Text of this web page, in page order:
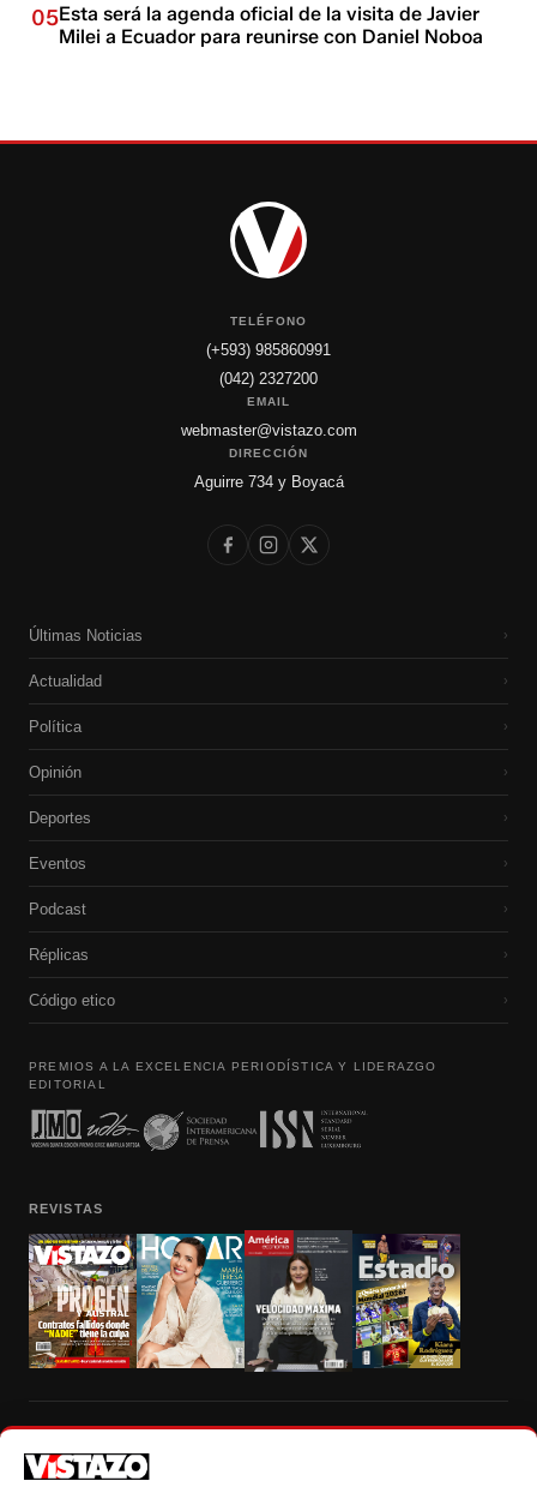
05Esta será la agenda oficial de la visita de Javier
Milei a Ecuador para reunirse con Daniel Noboa
TELÉFONO
(+593) 985860991
(042) 2327200
EMAIL
webmaster@vistazo.com
DIRECCIÓN
Aguirre 734 y Boyacá
Últimas Noticias ›
Actualidad ›
Política ›
Opinión ›
Deportes ›
Eventos ›
Podcast ›
Réplicas ›
Código etico ›
PREMIOS A LA EXCELENCIA PERIODÍSTICA Y LIDERAZGO
EDITORIAL
REVISTAS
autorización escrita de su titular, de todos los contenidos de Vistazo.com.